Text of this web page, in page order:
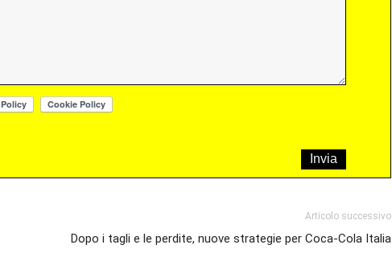
Articolo successivo
Dopo i tagli e le perdite, nuove strategie per Coca-Cola Italia